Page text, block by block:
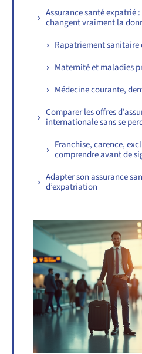
Assurance santé expatrié
changent vraiment la
Rapatriement sanitaire
Maternité et maladies
Médecine courante,
Comparer les offres
internationale sans se
Franchise, carence,
comprendre avant de
Adapter son assurance
d’expatriation